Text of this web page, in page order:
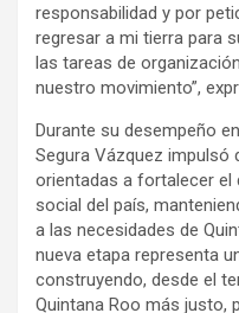
responsabilidad y por
regresar a mi tierra para
las tareas de
nuestro movimiento”,
Durante su desempeño
Segura Vázquez impulsó
orientadas a fortalecer
social del país,
a las necesidades de
nueva etapa representa
construyendo, desde el
Quintana Roo más justo,